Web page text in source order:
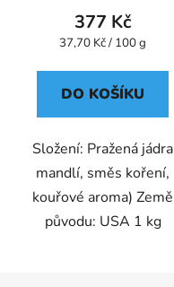
377 Kč
Měrná
37,70 Kč / 100 g
DO KOŠÍKU
Složení: Pražená jádra
mandlí, směs koření,
kouřové aroma) Země
původu: USA 1 kg